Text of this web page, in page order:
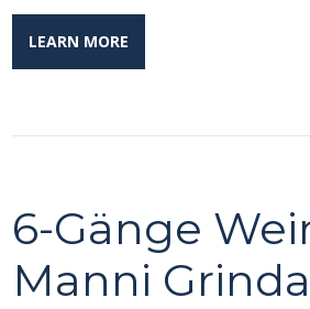
LEARN MORE
6-Gänge
Manni Grinda